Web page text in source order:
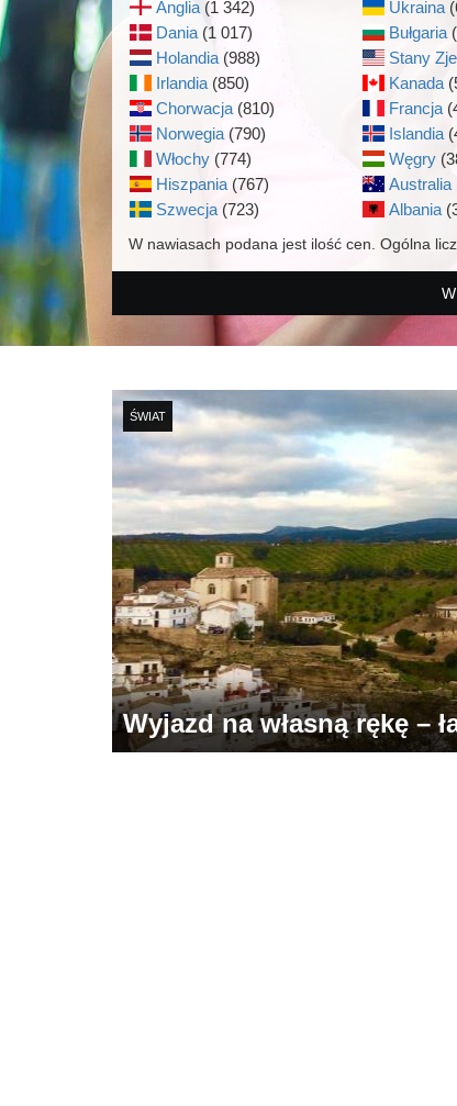
Anglia (1 342)
Dania (1 017)
Holandia (988)
Irlandia (850)
Chorwacja (810)
Norwegia (790)
Włochy (774)
Hiszpania (767)
Szwecja (723)
Ukraina
Bułgaria
Stany
Kanada
Francja
Islandia
Węgry
Australia
Albania
W nawiasach podana jest ilość cen. Ogólna
ŚWIAT
Wyjazd na własną rękę –